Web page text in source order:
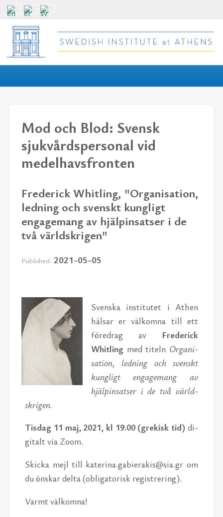
Mod och Blod: Svensk
sjukvårdspersonal vid
medelhavsfronten
Frederick Whitling, "Organisation,
ledning och svenskt kungligt
engagemang av hjälpinsatser i de
två världskrigen"
Published: 2021-05-05
Sven­ska in­sti­tutet i Athen
häl­sar er välkomna till ett
före­drag av Fred­er­ick
Whitling med titeln Or­gan­i­
sa­tion, led­ning och sven­skt
kung­ligt en­gage­mang av
hjälpin­satser i de två värld­
skri­gen.
Tis­dag 11 maj, 2021, kl 19.00 (grekisk tid) di­
gi­talt via Zoom.
Skic­ka mejl till ka­te­ri­na.ga­bi­er­a­kis@sia.gr om
du öns­kar del­ta (ob­li­ga­to­risk re­gi­stre­ring).
Varmt välkomna!